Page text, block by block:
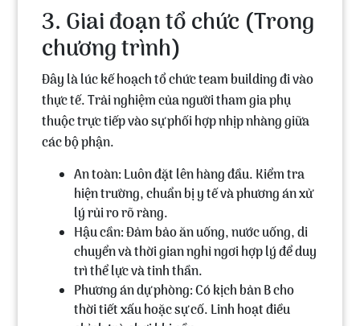
3. Giai đoạn tổ chức (Trong
chương trình)
Đây là lúc kế hoạch tổ chức team building đi vào
thực tế. Trải nghiệm của người tham gia phụ
thuộc trực tiếp vào sự phối hợp nhịp nhàng giữa
các bộ phận.
An toàn: Luôn đặt lên hàng đầu. Kiểm tra
hiện trường, chuẩn bị y tế và phương án xử
lý rủi ro rõ ràng.
Hậu cần: Đảm bảo ăn uống, nước uống, di
chuyển và thời gian nghỉ ngơi hợp lý để duy
trì thể lực và tinh thần.
Phương án dự phòng: Có kịch bản B cho
thời tiết xấu hoặc sự cố. Linh hoạt điều